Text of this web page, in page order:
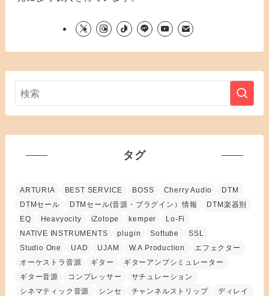
タグ
ARTURIA BEST SERVICE BOSS Cherry Audio
DTM
DTMセール
DTMセール(音源・プラグイン）情報
DTM楽器別
EQ
Heavyocity iZotope kemper
Lo-Fi
NATIVE INSTRUMENTS
plugin Softube
SSL
Studio One
UAD UJAM W.A Production
エフェクター
オーケストラ音源
ギター
ギターアンプシミュレーター
ギター音源
コンプレッサー
サチュレーション
シネマティック音源
シンセ チャンネルストリップ
ディレイ